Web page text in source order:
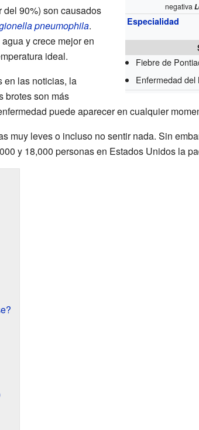
negativa
Especialidad
Fiebre de
Enfermedad del
90%) son causados
pneumophila.
y crece mejor en
ideal.
en las noticias, la
brotes son más
puede aparecer en cualquier
muy leves o incluso no sentir nada. Sin
y 18,000 personas en Estados Unidos la